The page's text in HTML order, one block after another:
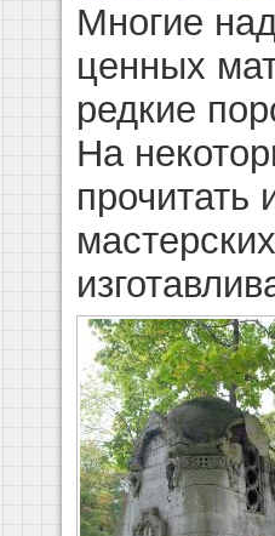
Многие
ценных
редкие
На
прочитать